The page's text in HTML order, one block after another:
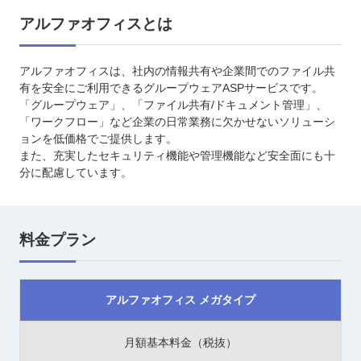
アルファオフィスとは
アルファオフィスは、社内の情報共有や企業間でのファイル共
有を安全にご利用できるグループウェアASPサービスです。
「グループウェア」、「ファイル共有/ドキュメント管理」、
「ワークフロー」など企業の日常業務に欠かせないソリューシ
ョンを低価格でご提供します。
また、充実したセキュリティ機能や管理機能など安全面にも十
分に配慮しています。
料金プラン
アルファオフィス メガタイプ
月額基本料金（税抜）